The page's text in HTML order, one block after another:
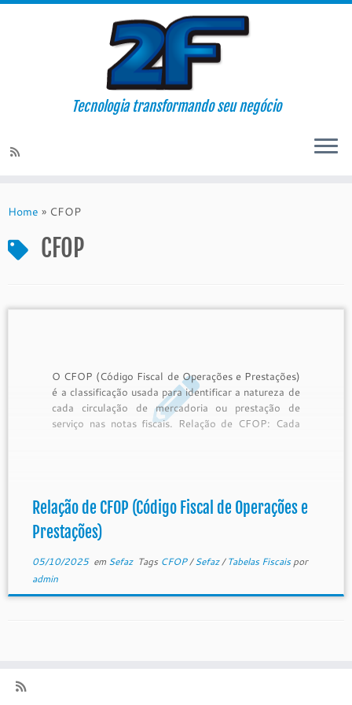
Tecnologia transformando seu negócio
Home » CFOP
CFOP
O CFOP (Código Fiscal de Operações e Prestações)
é a classificação usada para identificar a natureza de
cada circulação de mercadoria ou prestação de
serviço nas notas fiscais. Relação de CFOP: Cada
Relação de CFOP (Código Fiscal de Operações e
Prestações)
05/10/2025em Sefaz Tags CFOP/Sefaz/Tabelas Fiscaispor
admin